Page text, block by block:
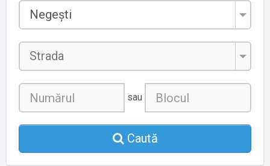
Localitatea
Negești
Strada
sau
Caută